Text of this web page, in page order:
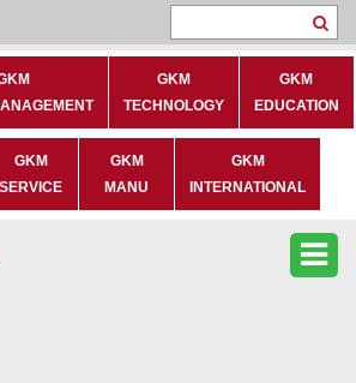
GKM
TECHNOLOGY
GKM
EDUCATION
GKM
SERVICE
GKM
MANU
GKM
INTERNATIONAL